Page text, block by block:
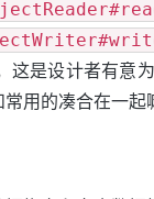
这是设计者有意
用的凑合在一起